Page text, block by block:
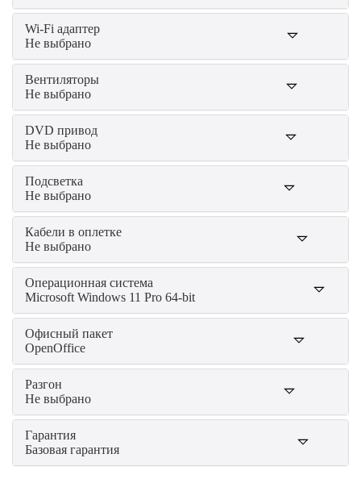
Wi-Fi адаптер
Не выбрано
Вентиляторы
Не выбрано
DVD привод
Не выбрано
Подсветка
Не выбрано
Кабели в оплетке
Не выбрано
Операционная система
Microsoft Windows 11 Pro 64-bit
Офисный пакет
OpenOffice
Разгон
Не выбрано
Гарантия
Базовая гарантия